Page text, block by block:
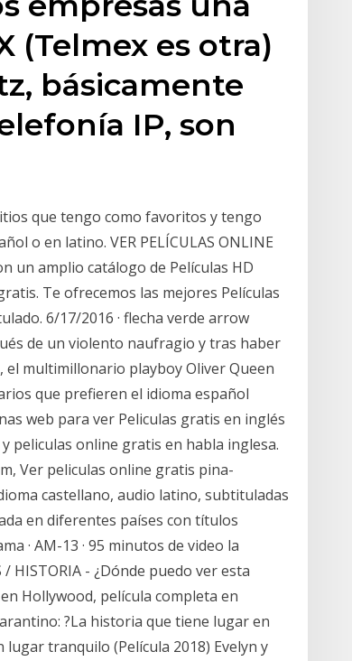
(Telmex es otra)
básicamente
IP, son
que tengo como favoritos y tengo
o en latino. VER PELÍCULAS ONLINE
un amplio catálogo de Películas HD
Te ofrecemos las mejores Películas
6/17/2016 · flecha verde arrow
de un violento naufragio y tras haber
multimillonario playboy Oliver Queen
que prefieren el idioma español
web para ver Peliculas gratis en inglés
peliculas online gratis en habla inglesa.
Ver peliculas online gratis pina-
castellano, audio latino, subtituladas
en diferentes países con títulos
· AM-13 · 95 minutos de video la
HISTORIA - ¿Dónde puedo ver esta
Hollywood, película completa en
?La historia que tiene lugar en
tranquilo (Película 2018) Evelyn y